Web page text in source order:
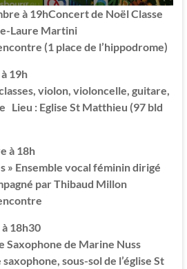
à 19hConcert de Noël Classe
Laure Martini
(1 place de l’hippodrome)
19h
violon, violoncelle, guitare,
Lieu : Eglise St Matthieu (97 bld
à 18h
» Ensemble vocal féminin dirigé
par Thibaud Millon
18h30
Saxophone de Marine Nuss
sous-sol de l’église St